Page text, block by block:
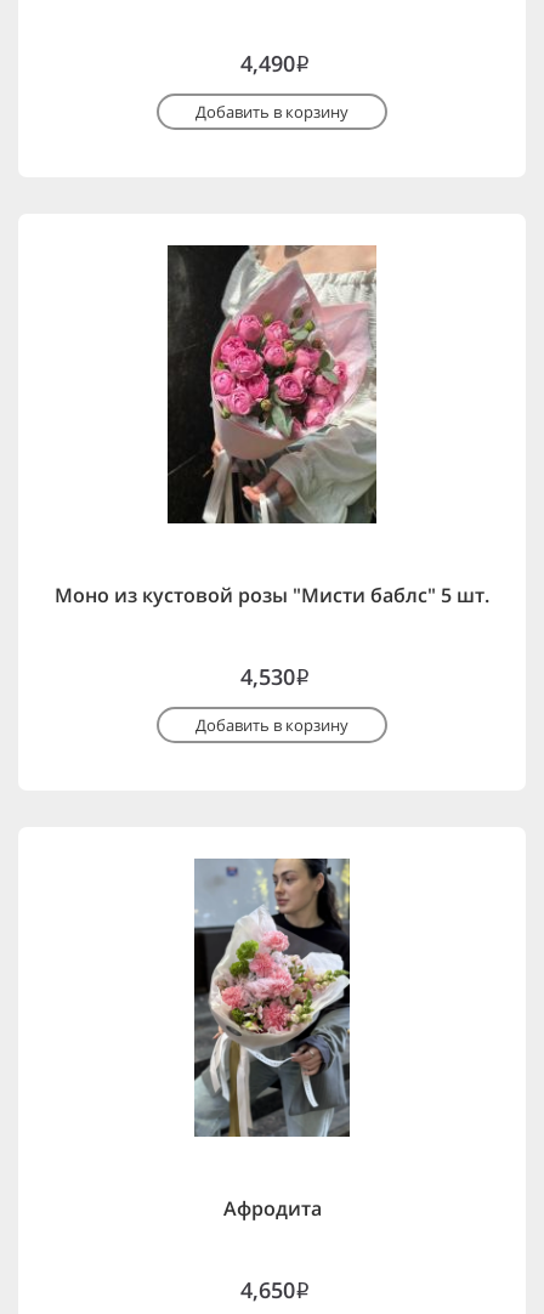
4,490i
Добавить в корзину
Моно из кустовой розы "Мисти баблс" 5 шт.
4,530i
Добавить в корзину
Афродита
4,650i